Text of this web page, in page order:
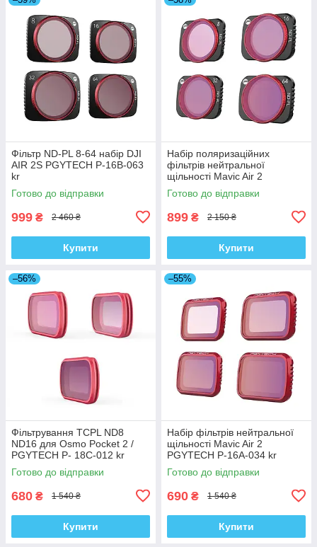
Фільтр ND-PL 8-64 набір DJI
AIR 2S PGYTECH P-16B-063
kr
Готово до відправки
999 ₴ 2 460 ₴
Купити
Набір поляризаційних
фільтрів нейтральної
щільності Mavic Air 2
PGYTECH P-16A-035 kr
Готово до відправки
899 ₴ 2 150 ₴
Купити
–56%
Фільтрування TCPL ND8
ND16 для Osmo Pocket 2 /
PGYTECH P- 18C-012 kr
Готово до відправки
680 ₴ 1 540 ₴
Купити
–55%
Набір фільтрів нейтральної
щільності Mavic Air 2
PGYTECH P-16A-034 kr
Готово до відправки
690 ₴ 1 540 ₴
Купити